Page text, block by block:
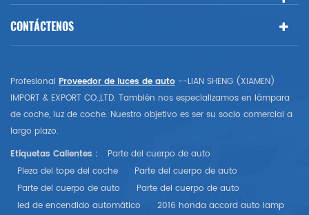
CONTÁCTENOS
Profesional Proveedor de luces de auto --LIAN SHENG (XIAMEN)
IMPORT & EXPORT CO.,LTD. También nos especializamos en lámpara
de coche, luz de coche. Nuestro objetivo es ser su socio comercial a
largo plazo.
Etiquetas Calientes :
Parte del cuerpo de auto
Pieza del tope del coche
Parte del cuerpo de auto
Parte del cuerpo de auto
Parte del cuerpo de auto
led de encendido automático
2016 honda accord auto lamp